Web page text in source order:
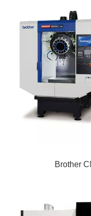
Brother